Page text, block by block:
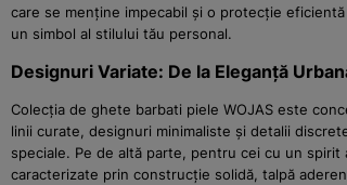
care se menține impecabil și o protecție
un simbol al stilului tău personal.
Designuri Variate: De la Eleganță
Colecția de ghete barbati piele WOJAS este
linii curate, designuri minimaliste și detalii
speciale. Pe de altă parte, pentru cei cu un
caracterizate prin construcție solidă, talpă